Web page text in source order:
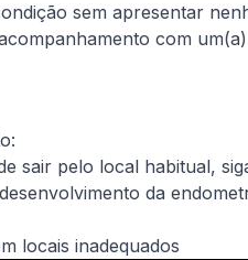
sem apresentar
com
sair pelo local habitual,
da
locais inadequados